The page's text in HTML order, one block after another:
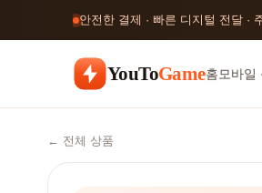
안전한 결제 · 빠른 디지털 전달 ·
YouToGame홈모바일
← 전체 상품